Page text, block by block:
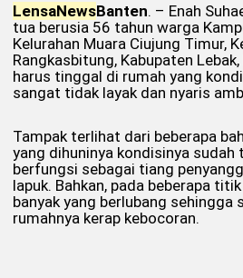
LensaNewsBanten. – Enah
tua berusia 56 tahun warga
Kelurahan Muara Ciujung Timur,
Rangkasbitung, Kabupaten
harus tinggal di rumah yang
sangat tidak layak dan nyaris
Tampak terlihat dari beberapa
yang dihuninya kondisinya sudah
berfungsi sebagai tiang
lapuk. Bahkan, pada beberapa
banyak yang berlubang sehingga
rumahnya kerap kebocoran.